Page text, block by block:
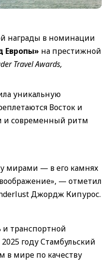
награды в номинации
Европы» на престижной
Travel Awards,
уникальную
Восток и
и современный ритм
мирами — в его камнях
— отметил
Джордж Кипурос.
и транспортной
году Стамбульский
в мире по качеству